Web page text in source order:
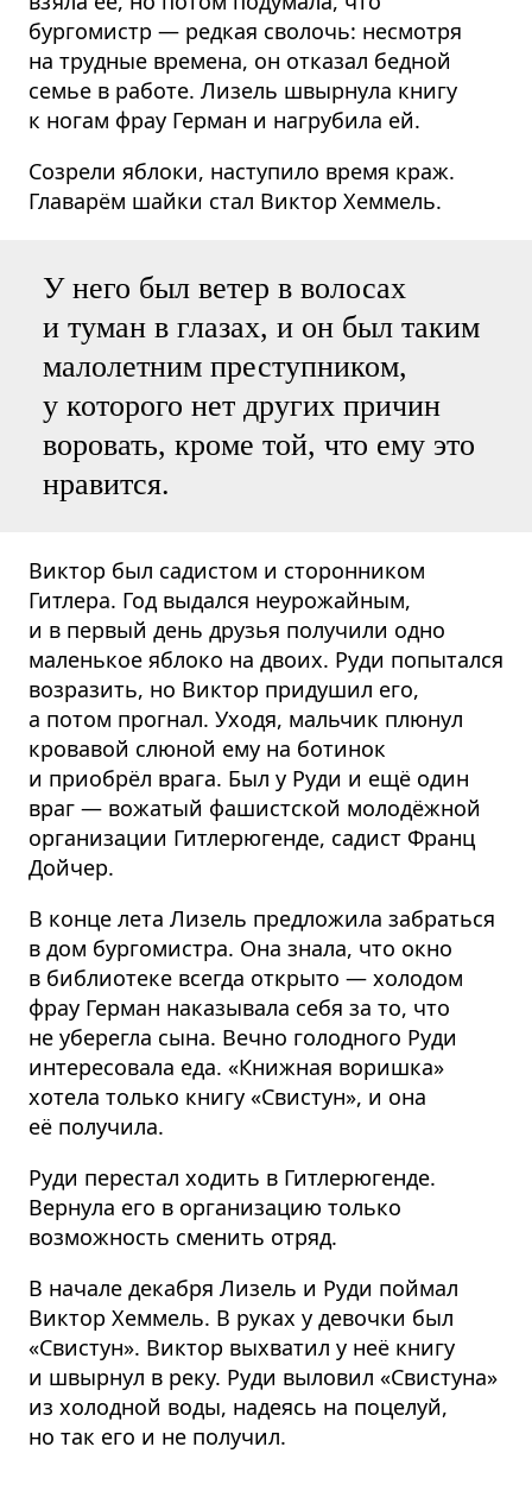
бургомистр — редкая сволочь: несмотря
на трудные времена, он отказал бедной
семье в работе. Лизель швырнула книгу
к ногам фрау Герман и нагрубила ей.
Созрели яблоки, наступило время краж.
Главарём шайки стал Виктор Хеммель.
У него был ветер в волосах
и туман в глазах, и он был таким
малолетним преступником,
у которого нет других причин
воровать, кроме той, что ему это
нравится.
Виктор был садистом и сторонником
Гитлера. Год выдался неурожайным,
и в первый день друзья получили одно
маленькое яблоко на двоих. Руди попытался
возразить, но Виктор придушил его,
а потом прогнал. Уходя, мальчик плюнул
кровавой слюной ему на ботинок
и приобрёл врага. Был у Руди и ещё один
враг — вожатый фашистской молодёжной
организации Гитлерюгенде, садист Франц
Дойчер.
В конце лета Лизель предложила забраться
в дом бургомистра. Она знала, что окно
в библиотеке всегда открыто — холодом
фрау Герман наказывала себя за то, что
не уберегла сына. Вечно голодного Руди
интересовала еда. «Книжная воришка»
хотела только книгу «Свистун», и она
её получила.
Руди перестал ходить в Гитлерюгенде.
Вернула его в организацию только
возможность сменить отряд.
В начале декабря Лизель и Руди поймал
Виктор Хеммель. В руках у девочки был
«Свистун». Виктор выхватил у неё книгу
и швырнул в реку. Руди выловил «Свистуна»
из холодной воды, надеясь на поцелуй,
но так его и не получил.